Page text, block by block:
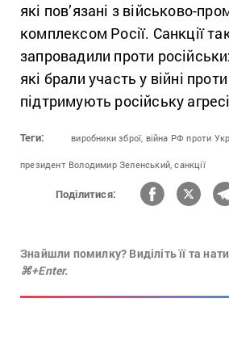
які пов’язані з військово-
комплексом Росії. Санкції
запровадили проти
які брали участь у війні
підтримують російську
Теги: виробники зброї, війна РФ проти
президент Володимир Зеленський, санкції
Поділитися:
Знайшли помилку? Виділіть її та
⌘+Enter.